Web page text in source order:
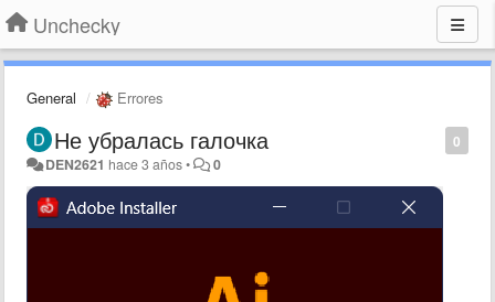
Unchecky
General Errores
0
Не убралась галочка
DEN2621 hace 3 años• 0